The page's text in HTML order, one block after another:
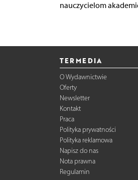
nauczycielom
TERMEDIA
O Wydawnictwie
Oferty
Newsletter
Kontakt
Praca
Polityka prywatności
Polityka reklamowa
Napisz do nas
Nota prawna
Regulamin